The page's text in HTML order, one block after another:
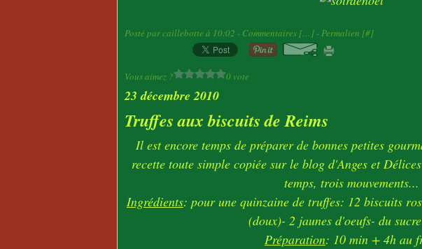
Posté par caillebotte à 10:02 - Commentaires [… ] - Permalien [#]
Vous aimez ? 0 vote
23 décembre 2010
Truffes aux biscuits de Reims
Il est encore temps de préparer de bonnes petites
recette toute simple copiée sur le blog d'Anges et
temps, trois mouvements...
Ingrédients: pour une quinzaine de truffes: 12 biscuits
(doux)- 2 jaunes d'oeufs- du
Préparation: 10 min + 4h au